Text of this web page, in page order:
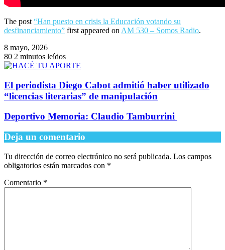
The post “Han puesto en crisis la Educación votando su
desfinanciamiento” first appeared on AM 530 – Somos Radio.
8 mayo, 2026
80 2 minutos leídos
El periodista Diego Cabot admitió haber utilizado
“licencias literarias” de manipulación
​Deportivo Memoria: Claudio Tamburrini
Deja un comentario
Tu dirección de correo electrónico no será publicada. Los campos
obligatorios están marcados con *
Comentario *